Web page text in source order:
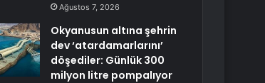
Ağustos 7, 2026
Okyanusun altına şehrin
dev ‘atardamarlarını’
döşediler: Günlük 300
milyon litre pompalıyor